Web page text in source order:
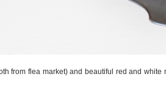
from flea market) and beautiful red and